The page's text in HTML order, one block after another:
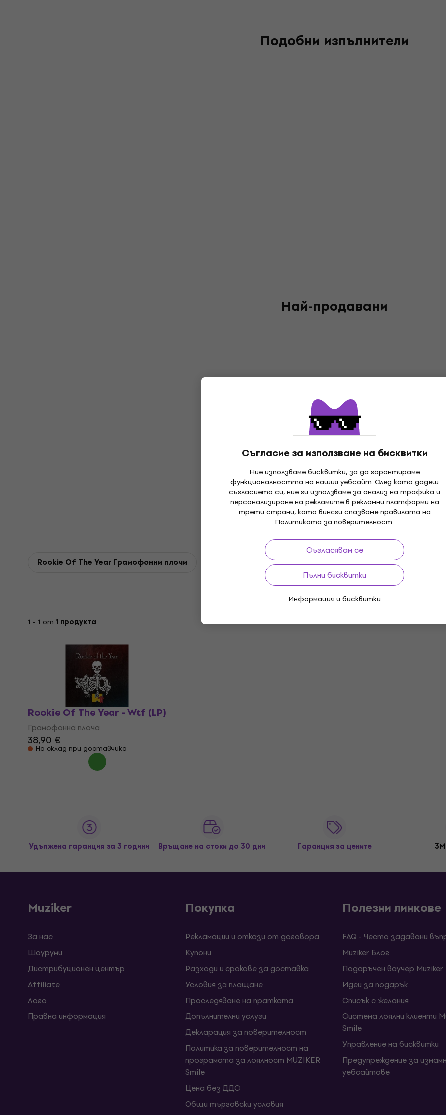
Съгласие за използване на бисквитки
Ние използваме бисквитки, за да гарантираме
функционалността на нашия уебсайт. След като дадеш
съгласието си, ние ги използваме за анализ на трафика и
персонализиране на рекламите в рекламни платформи на
трети страни, като винаги спазваме правилата на
Политиката за поверителност.
Съгласявам се
Пълни бисквитки
Информация и бисквитки
Подобни изпълнители
Най-продавани
Rookie Of The Year Грамофонни плочи
1 - 1 от 1 продукта
Rookie Of The Year - Wtf (LP)
Грамофонна плоча
38,90 €
На склад при доставчика
Удължена гаранция за 3 години Връщане на стоки до 30 дни Гаранция за цените
Muziker
За нас
Шоуруми
Дистрибуционен център
Affiliate
Лого
Правна информация
Покупка
Рекламации и откази от договора
Kупони
Разходи и срокове за доставка
Условия за плащане
Проследяване на пратката
Допълнителни услуги
Декларация за поверителност
Политика за поверителност на
програмата за лоялност MUZIKER
Smile
Цена без ДДС
Общи търговски условия
Полезни линкове
FAQ - Често задавани
Muziker Блог
Подаръчен ваучер Muziker
Идеи за подарък
Списък с желания
Система лоялни клиенти
Smile
Управление на бисквитки
Предупреждение за
уебсайтове